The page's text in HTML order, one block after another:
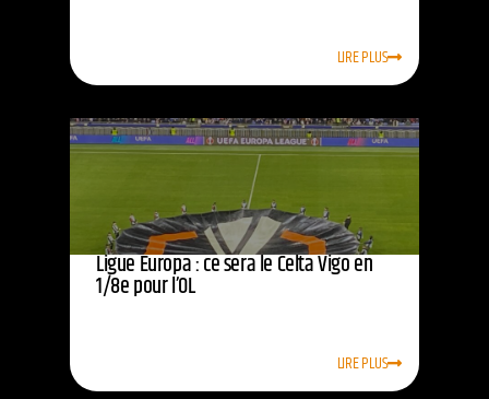
LIRE PLUS
Ligue Europa : ce sera le Celta Vigo en
1/8e pour l’OL
LIRE PLUS